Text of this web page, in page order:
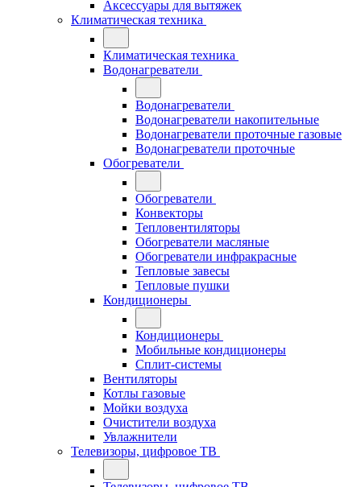
Аксессуары для вытяжек
Климатическая техника
Климатическая техника
Водонагреватели
Водонагреватели
Водонагреватели накопительные
Водонагреватели проточные газовые
Водонагреватели проточные
Обогреватели
Обогреватели
Конвекторы
Тепловентиляторы
Обогреватели масляные
Обогреватели инфракрасные
Тепловые завесы
Тепловые пушки
Кондиционеры
Кондиционеры
Мобильные кондиционеры
Сплит-системы
Вентиляторы
Котлы газовые
Мойки воздуха
Очистители воздуха
Увлажнители
Телевизоры, цифровое ТВ